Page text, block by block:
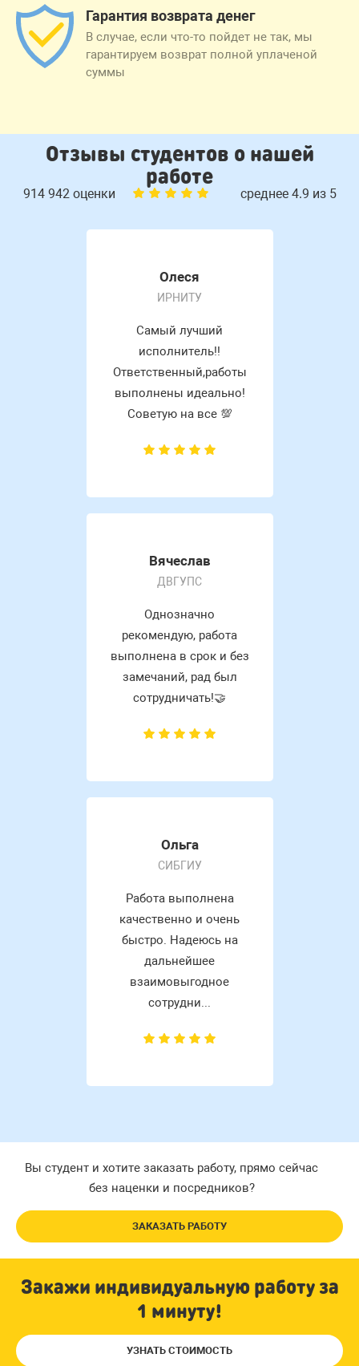
Гарантия возврата денег
В случае, если что-то пойдет не так, мы
гарантируем возврат полной уплаченой
суммы
Отзывы студентов о нашей
работе
914 942 оценки среднее 4.9 из 5
Олеся
ИРНИТУ
Самый лучший
исполнитель!!
Ответственный,работы
выполнены идеально!
Советую на все 💯
Вячеслав
ДВГУПС
Однозначно
рекомендую, работа
выполнена в срок и без
замечаний, рад был
сотрудничать!🤝
Ольга
СИБГИУ
Работа выполнена
качественно и очень
быстро. Надеюсь на
дальнейшее
взаимовыгодное
сотрудни...
Вы студент и хотите заказать работу, прямо сейчас
без наценки и посредников?
ЗАКАЗАТЬ РАБОТУ
Закажи индивидуальную работу за
1 минуту!
УЗНАТЬ СТОИМОСТЬ